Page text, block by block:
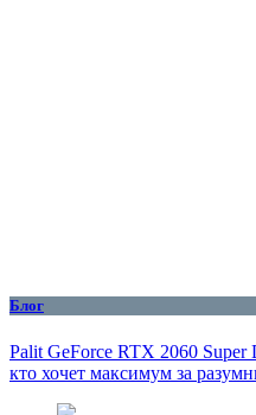
Блог
Palit GeForce RTX 2060
кто хочет максимум за